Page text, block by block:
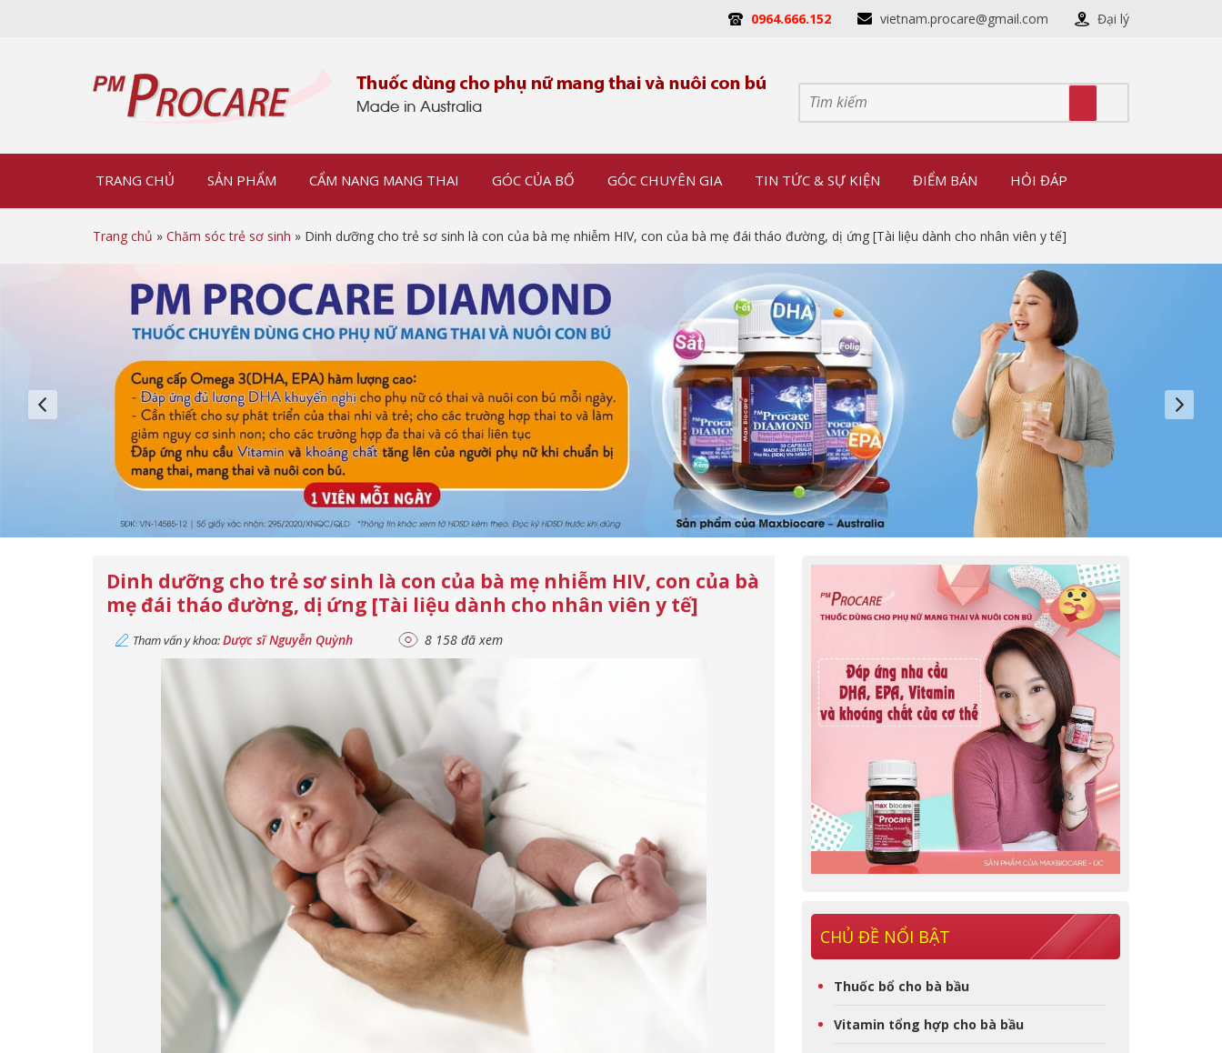
0964.666.152 vietnam.procare@gmail.com Đại lý
TRANG CHỦ SẢN PHẨM CẨM NANG MANG THAI GÓC CỦA BỐ GÓC CHUYÊN GIA TIN TỨC & SỰ KIỆN ĐIỂM BÁN HỎI ĐÁP
Trang chủ » Chăm sóc trẻ sơ sinh » Dinh dưỡng cho trẻ sơ sinh là con của bà mẹ nhiễm HIV, con của bà mẹ đái tháo đường, dị ứng [Tài liệu dành cho nhân viên y tế]
Dinh dưỡng cho trẻ sơ sinh là con của bà mẹ nhiễm HIV, con của bà
mẹ đái tháo đường, dị ứng [Tài liệu dành cho nhân viên y tế]
Tham vấn y khoa:Dược sĩ Nguyễn Quỳnh 8 158 đã xem
CHỦ ĐỀ NỔI BẬT
Thuốc bổ cho bà bầu
Vitamin tổng hợp cho bà bầu